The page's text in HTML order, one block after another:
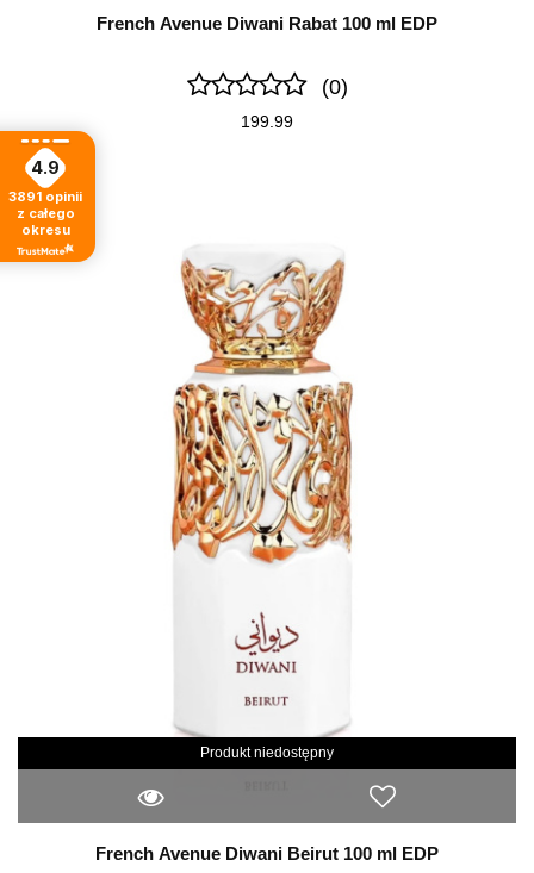
4.9
3891 opinii
z całego
okresu
French Avenue Diwani Rabat 100 ml EDP
(0)
199.99
Produkt niedostępny
French Avenue Diwani Beirut 100 ml EDP